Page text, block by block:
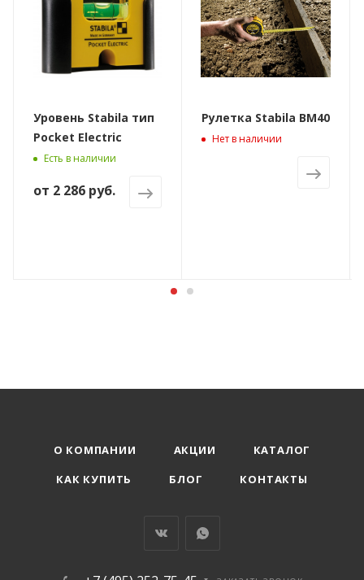
Уровень Stabila тип
Pocket Electric
Есть в наличии
от 2 286 руб.
Рулетка Stabila BM40
Нет в наличии
О КОМПАНИИ АКЦИИ
КАТАЛОГ
КАК КУПИТЬ
БЛОГ КОНТАКТЫ